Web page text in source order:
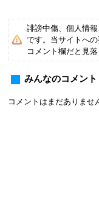
誹謗中傷、個人情
です。当サイトへ
コメント欄だと見
みんなのコメント
コメントはまだありませ